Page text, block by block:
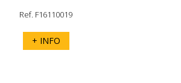
Ref. F16110019
+ INFO